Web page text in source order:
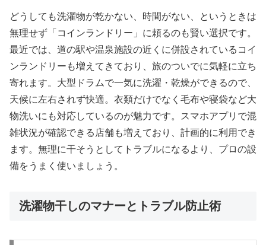
どうしても洗濯物が乾かない、時間がない、というときは
無理せず「コインランドリー」に頼るのも賢い選択です。
最近では、道の駅や温泉施設の近くに併設されているコイ
ンランドリーも増えてきており、旅のついでに気軽に立ち
寄れます。大型ドラムで一気に洗濯・乾燥ができるので、
天候に左右されず快適。衣類だけでなく毛布や寝袋など大
物洗いにも対応しているのが魅力です。スマホアプリで混
雑状況が確認できる店舗も増えており、計画的に利用でき
ます。無理に干そうとしてトラブルになるより、プロの設
備をうまく使いましょう。
洗濯物干しのマナーとトラブル防止術